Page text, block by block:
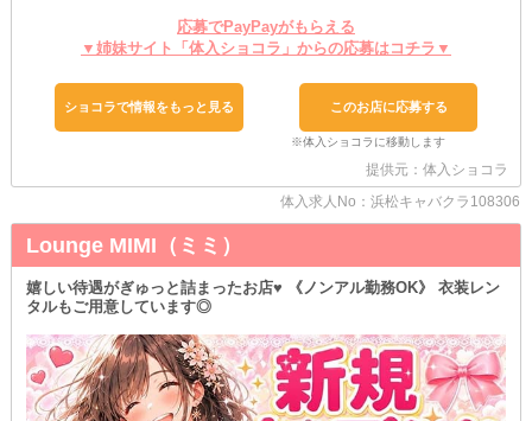
もちろんお店側から、強要することはありません！
また、お客様に飲むことを勧められても、優秀なスタッフが迅速に
安心してお仕事ができる環境で、のびのびと稼ぎましょう！
✵お好きな通勤方法を選べる
人の多い公共交通機関を使うのって疲れますよね…
当店ならそんな悩みは不要！
車でらく～に帰宅して、自分の時間を大切に過ごしましょう◎
さらに《マイカーでの通勤もOK》！
駐車場はご用意してます◎
出退勤時、天候で気分が左右されないのがメリット。
また終電・始発を気にしなくて良いため、思う存分稼げるのも魅力
応募でPayPayがもらえる
▼姉妹サイト「体入ショコラ」からの応募はコチラ▼
ショコラで情報をもっと見る このお店に応募する
提供元：体入ショコラ
体入求人No：浜松キャバクラ108306
Lounge MIMI（ミミ）
嬉しい待遇がぎゅっと詰まったお店♥ 《ノンアル勤務OK》 衣装レン
タルもご用意しています◎